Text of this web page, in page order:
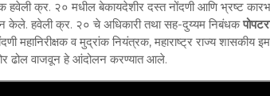
क्र. २० मधील बेकायदेशीर दस्त नोंदणी आणि भ्रष्ट
केले. हवेली क्र. २० चे अधिकारी तथा सह-दुय्यम निबंधक
महानिरीक्षक व मुद्रांक नियंत्रक, महाराष्ट्र राज्य शासकीय
ढोल वाजवून हे आंदोलन करण्यात आले.